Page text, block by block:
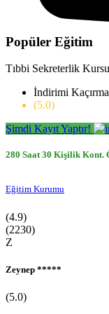
3-6 Yaş Aile
0-36 Ay Evde
Popüler Eğitim
Tıbbi Sekreterlik
İndirimi Kaçırma
(5.0)
Şimdi Kayıt Yaptır!
280 Saat30 Kişilik Kont.
Eğitim Kurumu
(4.9)
(2230)
Z
Zeynep *****
(5.0)